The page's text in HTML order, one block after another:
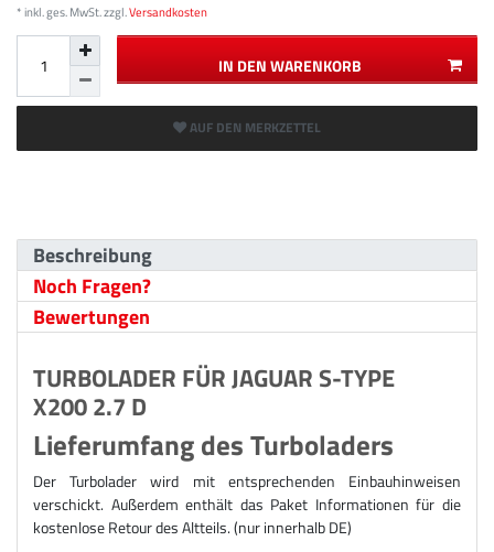
* inkl. ges. MwSt. zzgl.Versandkosten
IN DEN WARENKORB
AUF DEN MERKZETTEL
Beschreibung
Noch Fragen?
Bewertungen
TURBOLADER FÜR JAGUAR S-TYPE
X200 2.7 D
Lieferumfang des Turboladers
Der Turbolader wird mit entsprechenden Einbauhinweisen
verschickt. Außerdem enthält das Paket Informationen für die
kostenlose Retour des Altteils. (nur innerhalb DE)